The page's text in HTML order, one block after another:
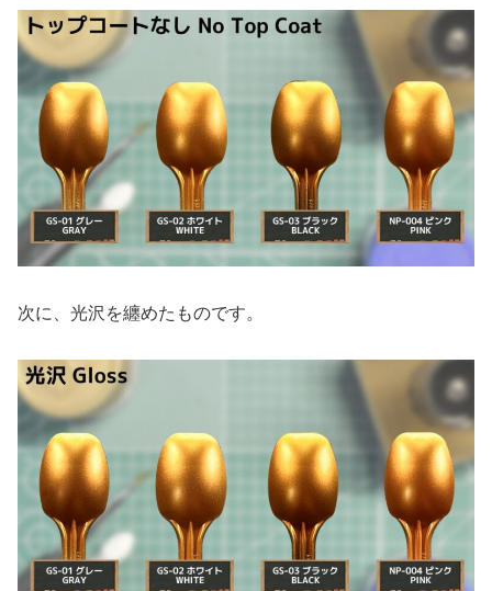
次に、光沢を纏めたものです。